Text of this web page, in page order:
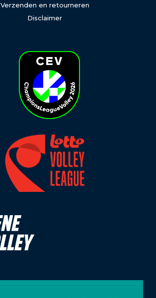
Verzenden en retourneren
Disclaimer